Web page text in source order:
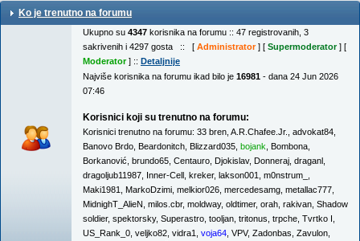
Ko je trenutno na forumu
Ukupno su 4347 korisnika na forumu :: 47 registrovanih, 3
sakrivenih i 4297 gosta :: [ Administrator] [ Supermoderator] [
Moderator] :: Detaljnije
Najviše korisnika na forumu ikad bilo je 16981 - dana 24 Jun 2026
07:46
Korisnici koji su trenutno na forumu:
Korisnici trenutno na forumu: 33 bren A.R.Chafee.Jr. advokat84
Banovo Brdo Beardonitch Blizzard035 bojank Bombona
Borkanović brundo65 Centauro Djokislav, Donneraj draganl
dragoljub11987 Inner-Cell kreker, lakson001 m0nstrum_
Maki1981
MarkoDzimi melkior026 mercedesamg metallac777
MidnighT_AlieN milos.cbr, moldway, oldtimer, orah rakivan Shadow
soldier, spektorsky, Superastro tooljan tritonus trpche Tvrtko I
US_Rank_0 veljko82 vidra1 voja64 VPV, Zadonbas Zavulon